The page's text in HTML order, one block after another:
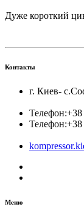
Дуже короткий
Контакты
г. Киев-
Телефон:+38
Телефон:+38
Меню